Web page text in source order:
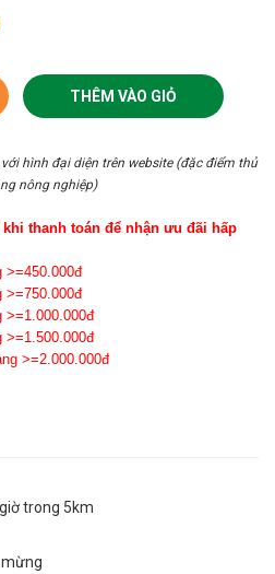
THÊM VÀO GIỎ
hình đại diện trên website (đặc điểm thủ
nông nghiệp)
thanh toán để nhận ưu đãi hấp
>=450.000đ
>=750.000đ
>=1.000.000đ
>=1.500.000đ
>=2.000.000đ
trong 5km
mừng